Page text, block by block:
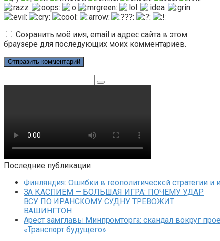
Сохранить моё имя, email и адрес сайта в этом
браузере для последующих моих комментариев.
Последние публикации
Финляндия: Ошибки в геополитической стратегии и
ЗА КАСПИЕМ — БОЛЬШАЯ ИГРА: ПОЧЕМУ УДАР
ВСУ ПО ИРАНСКОМУ СУДНУ ТРЕВОЖИТ
ВАШИНГТОН
Арест замглавы Минпромторга: скандал вокруг
«Транспорт будущего»